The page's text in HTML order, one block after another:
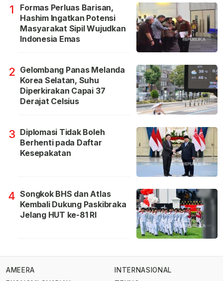
1
Formas Perluas Barisan,
Hashim Ingatkan Potensi
Masyarakat Sipil Wujudkan
Indonesia Emas
2 Gelombang Panas Melanda
Korea Selatan, Suhu
Diperkirakan Capai 37
Derajat Celsius
3 Diplomasi Tidak Boleh
Berhenti pada Daftar
Kesepakatan
4 Songkok BHS dan Atlas
Kembali Dukung Paskibraka
Jelang HUT ke-81 RI
AMEERA
INTERNASIONAL